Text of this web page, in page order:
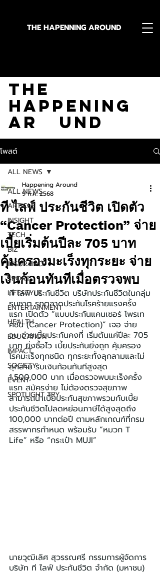
THE HAPENNING AROUND
The
Happening
Ar und
โพสต์
ALL NEWS
ARTICLE
INSIGHT
TECH
BIZ
INSURANCE
SPORT
LIFESTYLE
ENTERTAINMENT
HEALTH
EDUCATION
IMPACT
SOCIETY
EVENT
SPOTLIGHT TRY
ALL NEWS
ที ไลฟ์ ประกันชีวิต เปิดตัว
“Cancer Protection” จ่าย
เบี้ยเริ่มต้นปีละ 705 บาท
คุ้มครองมะเร็งทุกระยะ จ่าย
เงินก้อนทันทีเมื่อตรวจพบ
Happening Around
9 ก.ค. 2568
ที ไลฟ์ ประกันชีวิต บริษัทประกันชีวิตในกลุ่ม
ธนชาต รุกตลาดประกันโรคร้ายแรงครั้ง
แรก เปิดตัว “แบบประกันแคนเซอร์ โพรเท
คชั่น (Cancer Protection)” เจอ จ่าย
จบ จ่ายเบี้ยประกันคงที่ เริ่มต้นแค่ปีละ 705
บาท ยิ่งซื้อไว เบี้ยประกันยิ่งถูก คุ้มครอง
โรคมะเร็งทุกชนิด ทุกระยะทั้งลุกลามและไม่
ลุกลาม รับเงินก้อนทันทีสูงสุด
1,500,000 บาท เมื่อตรวจพบมะเร็งครั้ง
แรก สมัครง่าย ไม่ต้องตรวจสุขภาพ
สามารถนำเบี้ยประกันสุขภาพรวมกับเบี้ย
ประกันชีวิตไปลดหย่อนภาษีได้สูงสุดถึง
100,000 บาทต่อปี ตามหลักเกณฑ์ที่กรม
สรรพากรกำหนด พร้อมรับ “หมวก T
Life” หรือ “กระเป๋า MUJI”
นายวุฒิเลิศ สุวรรณศรี กรรมการผู้จัดการ
บริษัท ที ไลฟ์ ประกันชีวิต จำกัด (มหาชน)